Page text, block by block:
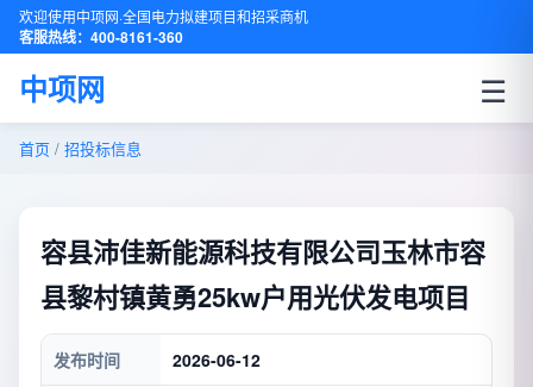
欢迎使用中项网·全国电力拟建项目和招采商机
客服热线：400-8161-360
中项网 ☰
首页 / 招投标信息
容县沛佳新能源科技有限公司玉林市容
县黎村镇黄勇25kw户用光伏发电项目
发布时间 2026-06-12